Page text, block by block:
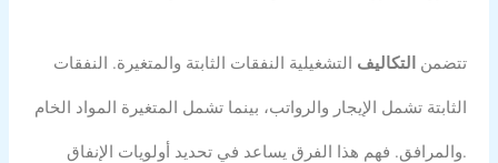
تتضمن التكاليف التشغيلية النفقات الثابتة والمتغيرة. النفقات
الثابتة تشمل الإيجار والرواتب، بينما تشمل المتغيرة المواد الخام
والمرافق. فهم هذا الفرق يساعد في تحديد أولويات الإنفاق.